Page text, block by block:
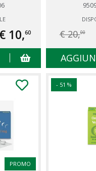
€ 10,60 € 20,00
PROMO
- 51 %